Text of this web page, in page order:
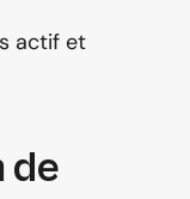
actif et
de